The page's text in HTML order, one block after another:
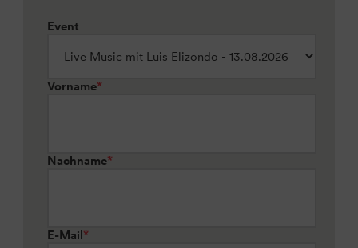
Event
Vorname*
Nachname*
E-Mail*